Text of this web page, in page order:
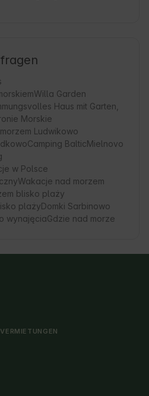
Willa Garden
Haus mit Garten,
Morskie
Ludwikowo
Camping BalticMielnovo
w Polsce
Wakacje nad morzem
blisko plaży
plażyDomki Sarbinowo
wynajęciaGdzie nad morze